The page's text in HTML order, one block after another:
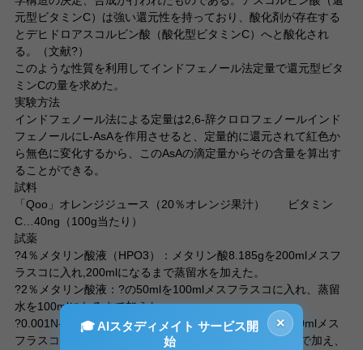
元型ビタミンC）は強い還元性を持っており、酸化剤が存在する
とデヒドロアスコルビン酸（酸化型ビタミンC）へと酸化され
る。（文献?）
このような性質を利用してインドフェノール法定量で還元型ビタ
ミンCの量を求めた。
実験方法
インドフェノール法による定量は2,6-辞クロロフェノールインド
フェノールにL-AsAを作用させると、定量的に還元されて紅色か
ら無色に変化するから、このAsAの滴定量からその含量を算出す
ることができる。
試料
「Qoo」オレンジジュース（20％オレンジ果汁） ビタミン
C…40ng（100g当たり）
試薬
?4％メタリン酸液（HPO3）：メタリン酸8.185gを200mlメスフ
ラスコに入れ,200mlになるまで蒸留水を加えた。
?2％メタリン酸液：?の50mlを100mlメスフラスコに入れ、蒸留
水を100mlになるまで加えた。
?0.001N-ヨウ素酸カリ液：原液には、0.1N-KIOз液（100mlメス
フラスコにKIO3 0.357gと蒸留水を100ｍｌ になるまで加え、
×
🎓 AIスタディメイト サービス開
始